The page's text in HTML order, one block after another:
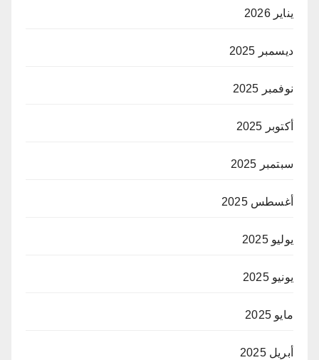
يناير 2026
ديسمبر 2025
نوفمبر 2025
أكتوبر 2025
سبتمبر 2025
أغسطس 2025
يوليو 2025
يونيو 2025
مايو 2025
أبريل 2025